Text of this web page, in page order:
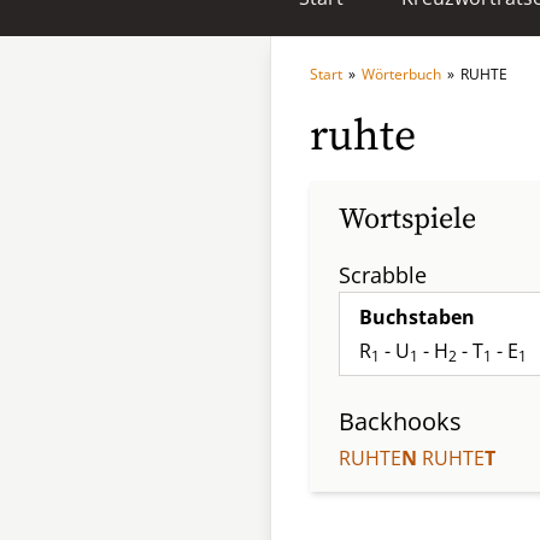
Start » Wörterbuch » RUHTE
ruhte
Wortspiele
Scrabble
Buchstaben
R1 - U1 - H2 - T1 - E1
Backhooks
RUHTEN RUHTET